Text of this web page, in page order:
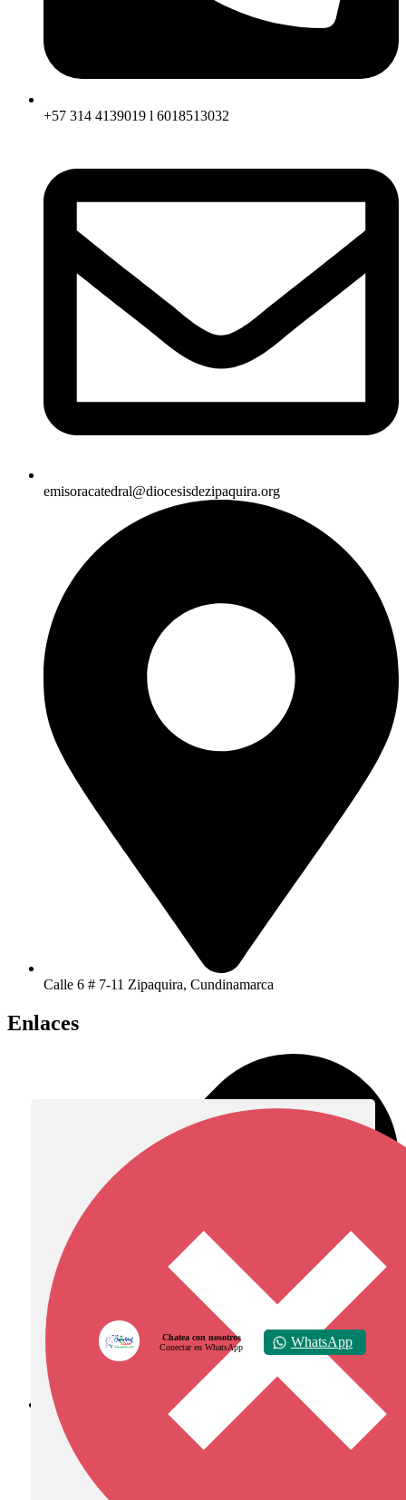
+57 314 4139019 l 6018513032
emisoracatedral@diocesisdezipaquira.org
Calle 6 # 7-11 Zipaquira, Cundinamarca
Enlaces
Diócesis de Zipaquirá
Chatea con nosotros
Conectar en WhatsApp
WhatsApp